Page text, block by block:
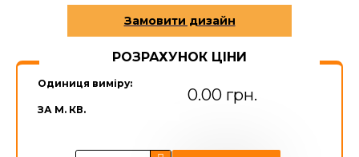
РОЗРАХУНОК ЦІНИ
Одиниця виміру:
ЗА М. КВ.
0.00 грн.